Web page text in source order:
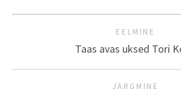
EELMINE
Taas avas uksed Tori
JÄRGMINE